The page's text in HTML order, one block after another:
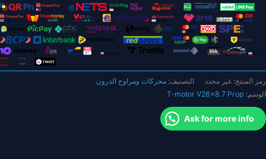
ألياف
الكربون
لمحركات
متعددة
الدوار
رمز المنتج: غير محدد التصنيف: محركات ومراوح الدرون
الوسم: T-motor V26x8.7 Prop
Ask for more info